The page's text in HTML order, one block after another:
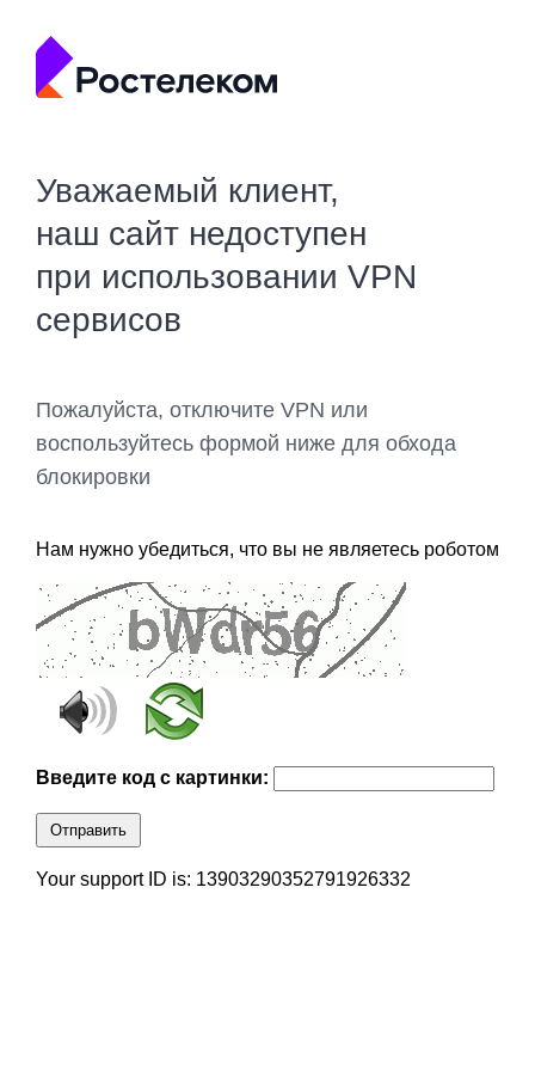
Уважаемый клиент,
наш сайт недоступен
при использовании VPN
сервисов
Пожалуйста, отключите VPN или
воспользуйтесь формой ниже для обхода
блокировки
Нам нужно убедиться, что вы не являетесь роботом
Введите код с картинки:
Отправить
Your support ID is: 13903290352791926332